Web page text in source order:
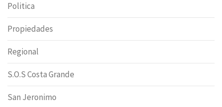
Politica
Propiedades
Regional
S.O.S Costa Grande
San Jeronimo